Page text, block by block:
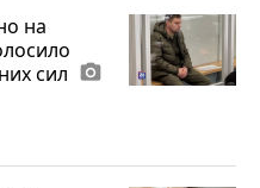
на
сил photo_camera